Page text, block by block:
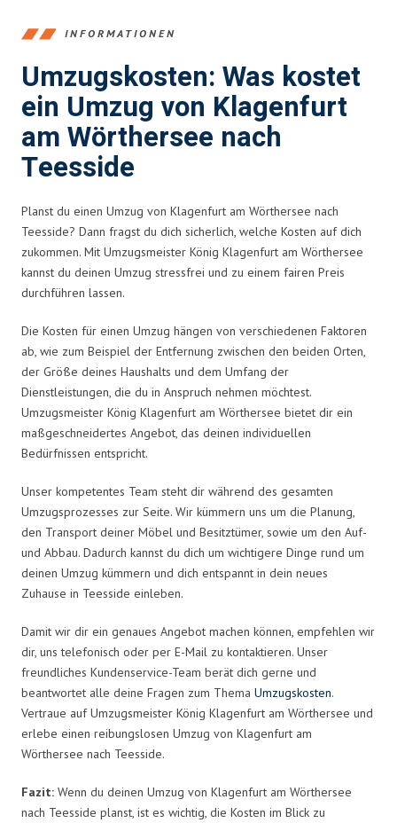
INFORMATIONEN
Umzugskosten: Was kostet
ein Umzug von Klagenfurt
am Wörthersee nach
Teesside
Planst du einen Umzug von Klagenfurt am Wörthersee nach
Teesside? Dann fragst du dich sicherlich, welche Kosten auf dich
zukommen. Mit Umzugsmeister König Klagenfurt am Wörthersee
kannst du deinen Umzug stressfrei und zu einem fairen Preis
durchführen lassen.
Die Kosten für einen Umzug hängen von verschiedenen Faktoren
ab, wie zum Beispiel der Entfernung zwischen den beiden Orten,
der Größe deines Haushalts und dem Umfang der
Dienstleistungen, die du in Anspruch nehmen möchtest.
Umzugsmeister König Klagenfurt am Wörthersee bietet dir ein
maßgeschneidertes Angebot, das deinen individuellen
Bedürfnissen entspricht.
Unser kompetentes Team steht dir während des gesamten
Umzugsprozesses zur Seite. Wir kümmern uns um die Planung,
den Transport deiner Möbel und Besitztümer, sowie um den Auf-
und Abbau. Dadurch kannst du dich um wichtigere Dinge rund um
deinen Umzug kümmern und dich entspannt in dein neues
Zuhause in Teesside einleben.
Damit wir dir ein genaues Angebot machen können, empfehlen wir
dir, uns telefonisch oder per E-Mail zu kontaktieren. Unser
freundliches Kundenservice-Team berät dich gerne und
beantwortet alle deine Fragen zum Thema Umzugskosten.
Vertraue auf Umzugsmeister König Klagenfurt am Wörthersee und
erlebe einen reibungslosen Umzug von Klagenfurt am
Wörthersee nach Teesside.
Fazit: Wenn du deinen Umzug von Klagenfurt am Wörthersee
nach Teesside planst, ist es wichtig, die Kosten im Blick zu